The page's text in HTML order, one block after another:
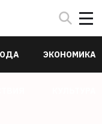
ЭКОНОМИКА